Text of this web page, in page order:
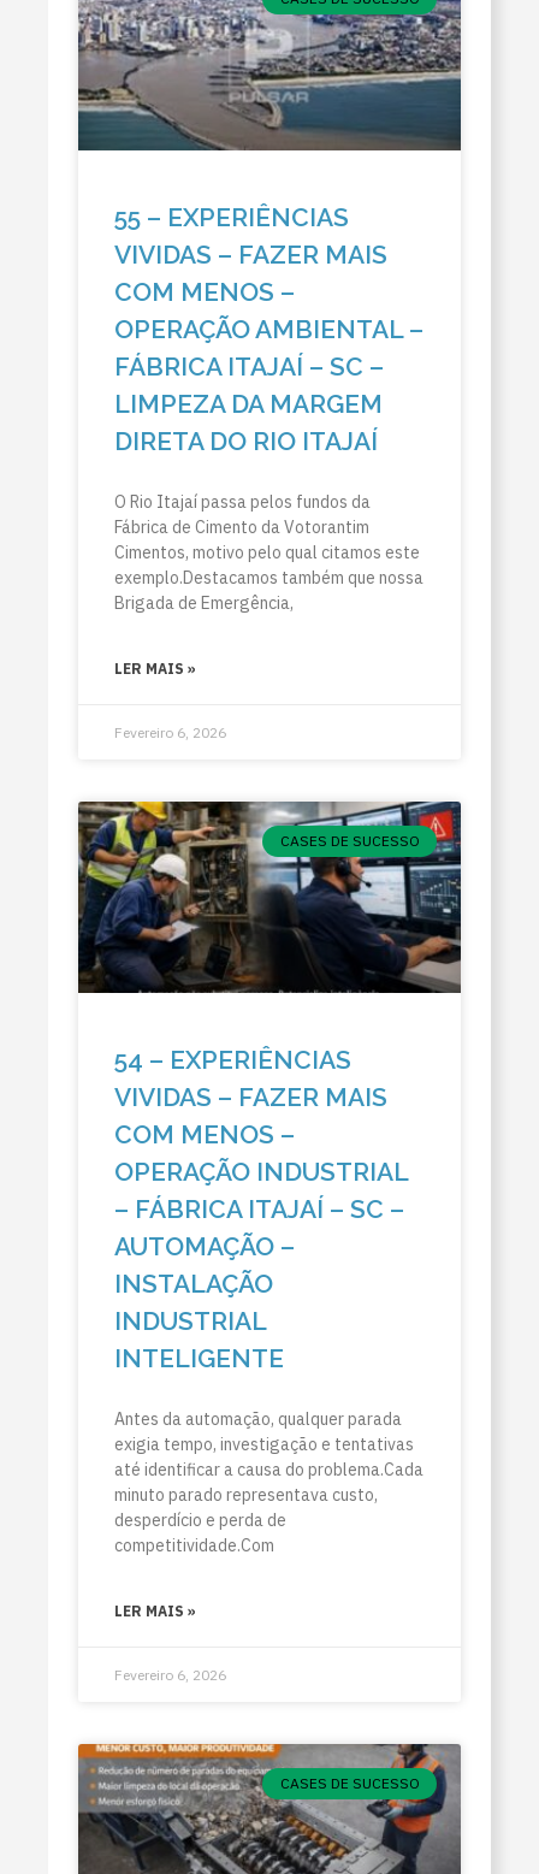
55 – EXPERIÊNCIAS
VIVIDAS – FAZER MAIS
COM MENOS –
OPERAÇÃO AMBIENTAL –
FÁBRICA ITAJAÍ – SC –
LIMPEZA DA MARGEM
DIRETA DO RIO ITAJAÍ
O Rio Itajaí passa pelos fundos da
Fábrica de Cimento da Votorantim
Cimentos, motivo pelo qual citamos este
exemplo.Destacamos também que nossa
Brigada de Emergência,
LER MAIS »
Fevereiro 6, 2026
CASES DE SUCESSO
54 – EXPERIÊNCIAS
VIVIDAS – FAZER MAIS
COM MENOS –
OPERAÇÃO INDUSTRIAL
– FÁBRICA ITAJAÍ – SC –
AUTOMAÇÃO –
INSTALAÇÃO
INDUSTRIAL
INTELIGENTE
Antes da automação, qualquer parada
exigia tempo, investigação e tentativas
até identificar a causa do problema.Cada
minuto parado representava custo,
desperdício e perda de
competitividade.Com
LER MAIS »
Fevereiro 6, 2026
CASES DE SUCESSO